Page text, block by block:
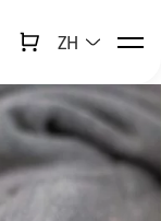
ZH
↻ x